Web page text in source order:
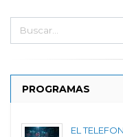
PROGRAMAS
EL